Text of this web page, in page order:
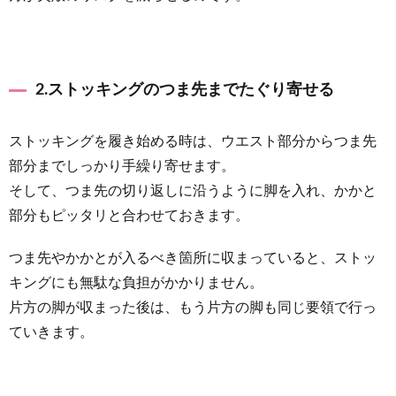
2.ストッキングのつま先までたぐり寄せる
ストッキングを履き始める時は、ウエスト部分からつま先
部分までしっかり手繰り寄せます。
そして、つま先の切り返しに沿うように脚を入れ、かかと
部分もピッタリと合わせておきます。
つま先やかかとが入るべき箇所に収まっていると、ストッ
キングにも無駄な負担がかかりません。
片方の脚が収まった後は、もう片方の脚も同じ要領で行っ
ていきます。